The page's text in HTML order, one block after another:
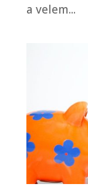
a velem...